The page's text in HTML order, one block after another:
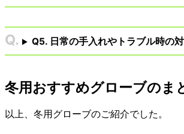
Q5. 日常の手入れやトラブル時の
冬用おすすめグローブのま
以上、冬用グローブのご紹介でした。